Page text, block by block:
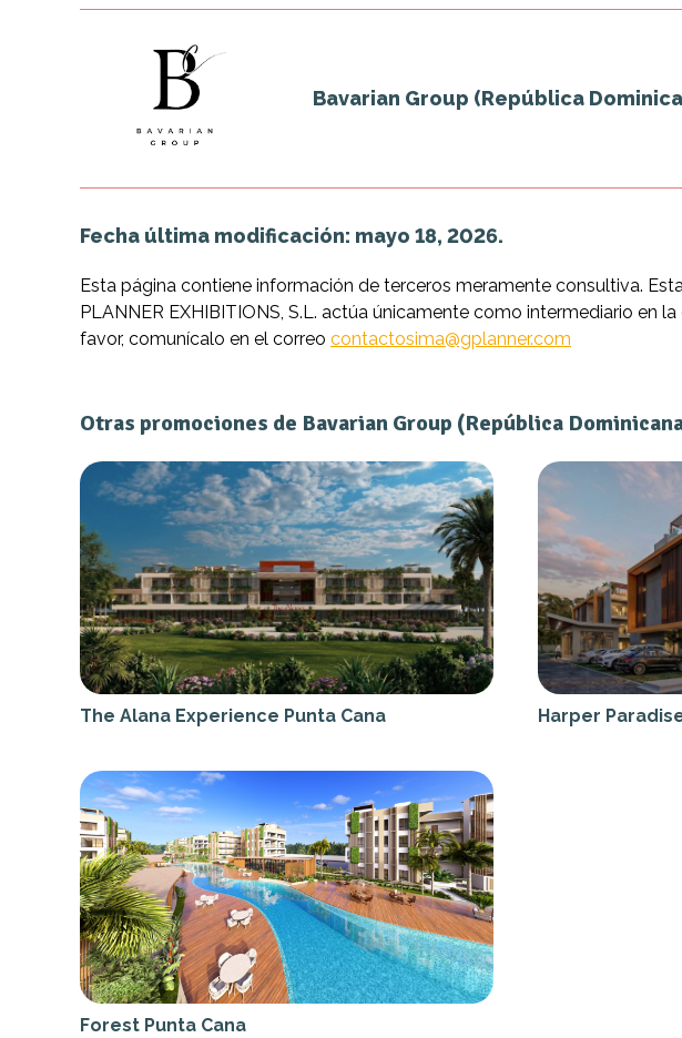
Bavarian Group (República
Fecha última modificación: mayo 18, 2026.
Esta página contiene información de terceros meramente consultiva.
PLANNER EXHIBITIONS, S.L. actúa únicamente como intermediario en
favor, comunícalo en el correo contactosima@gplanner.com
Otras promociones de Bavarian Group (República
The Alana Experience Punta Cana Harper
Forest Punta Cana